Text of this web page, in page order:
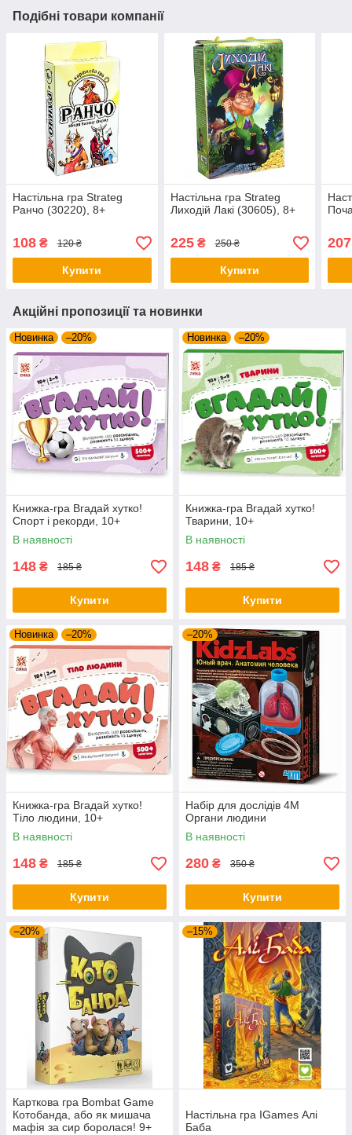
Подібні товари компанії
Настільна гра Strateg
Ранчо (30220), 8+
108 ₴ 120 ₴
Купити
Настільна гра Strateg
Лиходій Лакі (30605), 8+
225₴ 250 ₴
Купити
207
Акційні пропозиції та новинки
Новинка –20%
Книжка-гра Вгадай хутко!
Спорт і рекорди, 10+
В наявності
148 ₴ 185 ₴
Купити
Новинка –20%
Книжка-гра Вгадай хутко!
Тварини, 10+
В наявності
148 ₴ 185 ₴
Купити
Новинка –20%
Книжка-гра Вгадай хутко!
Тіло людини, 10+
В наявності
148 ₴ 185 ₴
Купити
–20%
Набір для дослідів 4M
Органи людини
В наявності
280 ₴ 350 ₴
Купити
–20%
Карткова гра Bombat Game
Котобанда, або як мишача
мафія за сир боролася! 9+
–15%
Настільна гра IGames Алі
Баба